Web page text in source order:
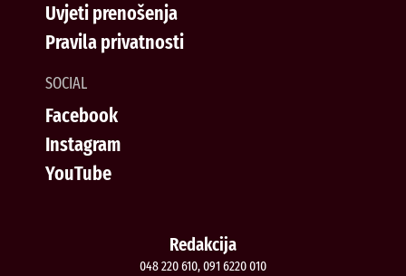
Uvjeti prenošenja
Pravila privatnosti
SOCIAL
Facebook
Instagram
YouTube
Redakcija
048 220 610, 091 6220 010